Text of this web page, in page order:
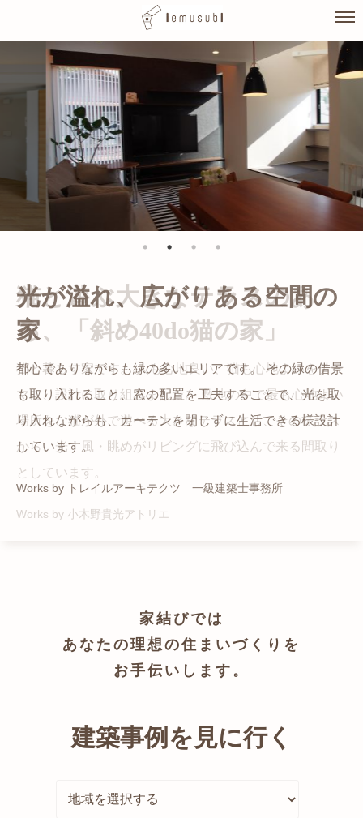
content
猫と暮らす家です。 人も心地良い、猫も心地よいをテー
マに、設計に取り組みました。 敷地の中で最も心地よい
場所を、猫が外で遊べる大きなテラスとし、そのテラス
から、光・風・眺めがリビングに飛び込んで来る間取り
としています。
Works by 小木野貴光アトリエ
光が溢れ、広がりある空間の
家
都心でありながらも緑の多いエリアです。 その緑の借景
も取り入れること、窓の配置を工夫することで、光を取
り入れながらも、カーテンを閉じずに生活できる様設計
しています。
Works by トレイルアーキテクツ 一級建築士事務所
自然の中の岩山を切り開いて造った、ワイルドなゲスト
ハウスをイメージした空間が広がる都市型住宅です。
かつての機織り工場が、その趣を残しつつ孫世帯の住居
へと蘇りました。
家結びでは
あなたの理想の住まいづくりを
お手伝いします。
建築事例を見に行く